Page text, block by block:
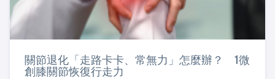
關節退化「走路卡卡、常無力」怎麼辦？ 1微
創膝關節恢復行走力